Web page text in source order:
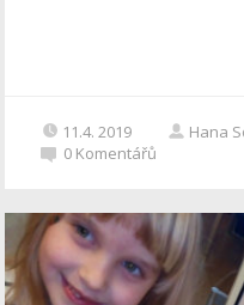
11.4. 2019 Hana
0 Komentářů